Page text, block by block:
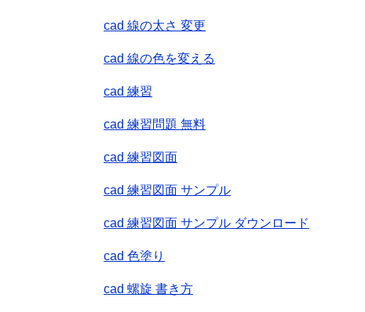
cad 線の太さ 変更
cad 線の色を変える
cad 練習
cad 練習問題 無料
cad 練習図面
cad 練習図面 サンプル
cad 練習図面 サンプル ダウンロード
cad 色塗り
cad 螺旋 書き方